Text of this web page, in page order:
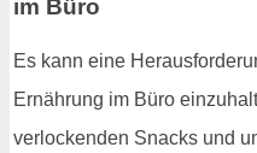
im Büro
Es kann eine
Ernährung im Büro
verlockenden Snacks und